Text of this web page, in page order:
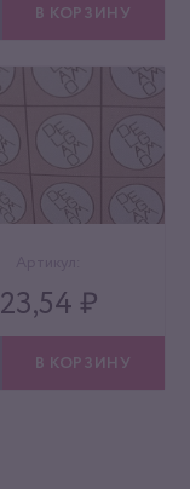
В КОРЗИНУ
23,54 ₽
В КОРЗИНУ